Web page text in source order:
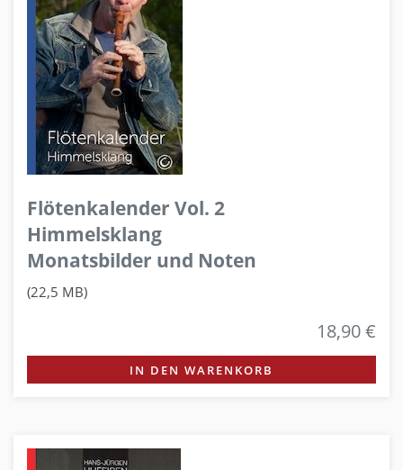
Flötenkalender Vol. 2
Himmelsklang
Monatsbilder und Noten
(22,5 MB)
18,90 €
IN DEN WARENKORB